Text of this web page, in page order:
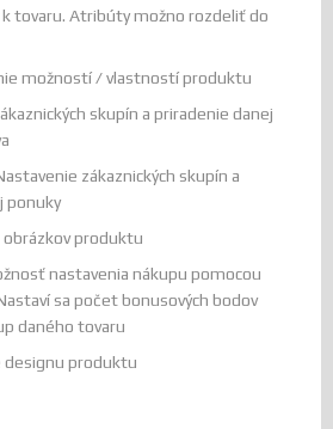
tovaru. Atribúty možno rozdeliť do
možností / vlastností produktu
skupín a priradenie danej
zákaznických skupín a
ponuky
obrázkov produktu
nastavenia nákupu pomocou
sa počet bonusových bodov
daného tovaru
designu produktu